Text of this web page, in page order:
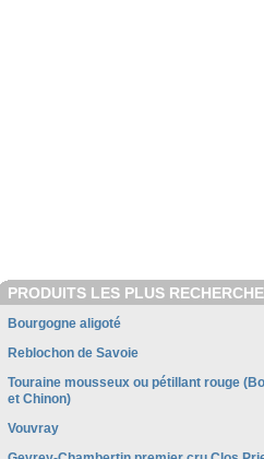
PRODUITS LES PLUS
Bourgogne aligoté
Reblochon de Savoie
Touraine mousseux ou pétillant rouge
et Chinon)
Vouvray